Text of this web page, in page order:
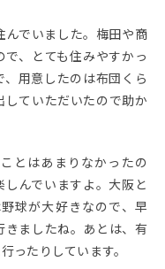
でいました。梅田や商
、とても住みやすかっ
用意したのは布団くら
ていただいたので助か
とはあまりなかったの
んでいますよ。大阪と
球が大好きなので、早
きましたね。あとは、有
ったりしています。